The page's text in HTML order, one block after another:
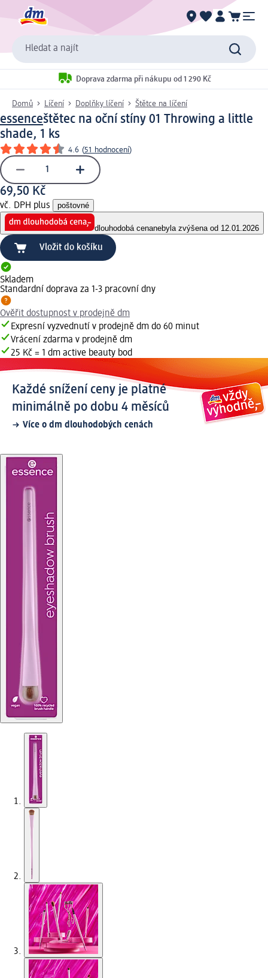
Hledat a najít
Doprava zdarma při nákupu od 1 290 Kč
Domů Líčení Doplňky líčení Štětce na líčení
essenceštětec na oční stíny 01 Throwing a little
shade, 1 ks
4.6 (51 hodnocení)
69,50 Kč
vč. DPH plus poštovné
dlouhodobá cenanebyla zvýšena od 12.01.2026
Vložit do košíku
Skladem
Standardní doprava za 1-3 pracovní dny
Ověřit dostupnost v prodejně dm
Expresní vyzvednutí v prodejně dm do 60 minut
Vrácení zdarma v prodejně dm
25 Kč = 1 dm active beauty bod
Každé snížení ceny je platné
minimálně po dobu 4 měsíců
Více o dm dlouhodobých cenách